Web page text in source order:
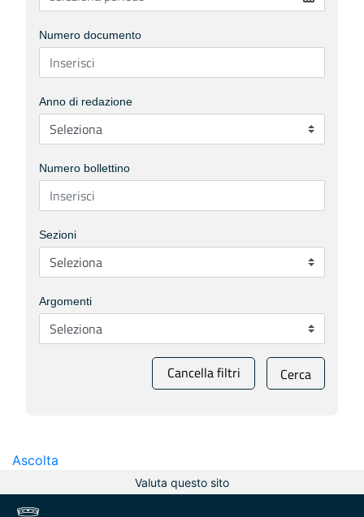
Numero documento
Anno di redazione
Numero bollettino
Sezioni
Argomenti
Cancella filtri Cerca
Ascolta
Valuta questo sito